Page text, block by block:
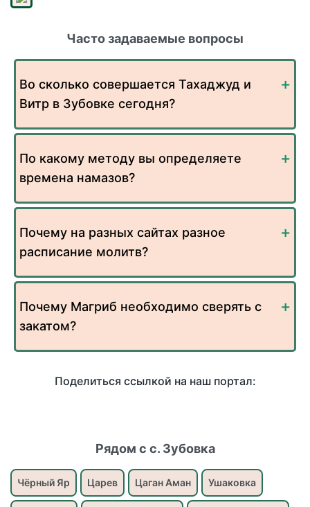
Часто задаваемые вопросы
Во сколько совершается Тахаджуд и
Витр в Зубовке сегодня?
По какому методу вы определяете
времена намазов?
Почему на разных сайтах разное
расписание молитв?
Почему Магриб необходимо сверять с
закатом?
Поделиться ссылкой на наш портал:
Рядом с с. Зубовка
Чёрный Яр Царев Цаган Аман Ушаковка